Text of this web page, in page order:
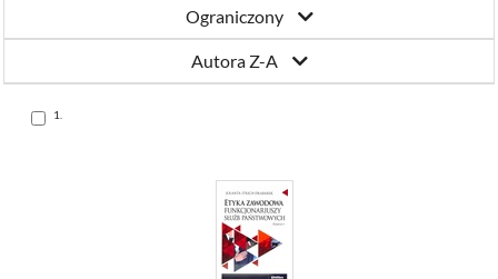
Ograniczony
Autora Z-A
Skocz
do
1.